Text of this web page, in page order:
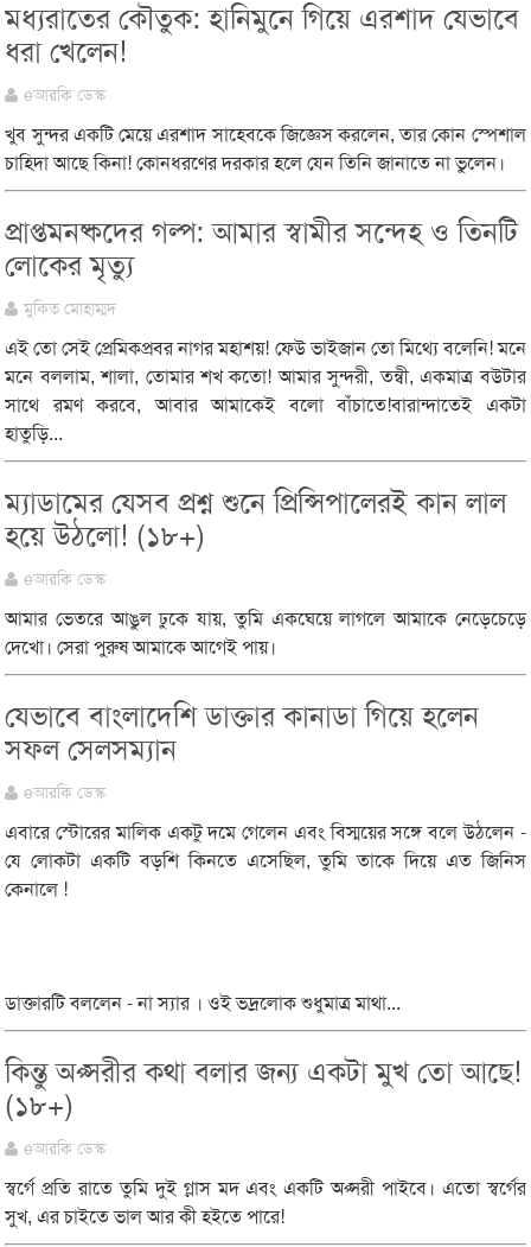
মধ্যরাতের কৌতুক: হানিমুনে গিয়ে এরশাদ যেভাবে
ধরা খেলেন!
eআরকি ডেস্ক
খুব সুন্দর একটি মেয়ে এরশাদ সাহেবকে জিজ্ঞেস করলেন, তার কোন স্পেশাল
চাহিদা আছে কিনা! কোনধরণের দরকার হলে যেন তিনি জানাতে না ভুলেন।
প্রাপ্তমনষ্কদের গল্প: আমার স্বামীর সন্দেহ ও তিনটি
লোকের মৃত্যু
মুকিত মোহাম্মদ
এই তো সেই প্রেমিকপ্রবর নাগর মহাশয়! ফেউ ভাইজান তো মিথ‍্যে বলেনি! মনে
মনে বললাম, শালা, তোমার শখ কতো! আমার সুন্দরী, তন্বী, একমাত্র বউটার
সাথে রমণ করবে, আবার আমাকেই বলো বাঁচাতে!বারান্দাতেই একটা
হাতুড়ি...
ম্যাডামের যেসব প্রশ্ন শুনে প্রিন্সিপালেরই কান লাল
হয়ে উঠলো! (১৮+)
eআরকি ডেস্ক
আমার ভেতরে আঙুল ঢুকে যায়, তুমি একঘেয়ে লাগলে আমাকে নেড়েচেড়ে
দেখো। সেরা পুরুষ আমাকে আগেই পায়।
যেভাবে বাংলাদেশি ডাক্তার কানাডা গিয়ে হলেন
সফল সেলসম্যান
eআরকি ডেস্ক
এবারে স্টোরের মালিক একটু দমে গেলেন এবং বিস্ময়ের সঙ্গে বলে উঠলেন -
যে লোকটা একটি বড়শি কিনতে এসেছিল, তুমি তাকে দিয়ে এত জিনিস
কেনালে !
ডাক্তারটি বললেন - না স্যার । ওই ভদ্রলোক শুধুমাত্র মাথা...
কিন্তু অপ্সরীর কথা বলার জন্য একটা মুখ তো আছে!
(১৮+)
eআরকি ডেস্ক
স্বর্গে প্রতি রাতে তুমি দুই গ্লাস মদ এবং একটি অপ্সরী পাইবে। এতো স্বর্গের
সুখ, এর চাইতে ভাল আর কী হইতে পারে!